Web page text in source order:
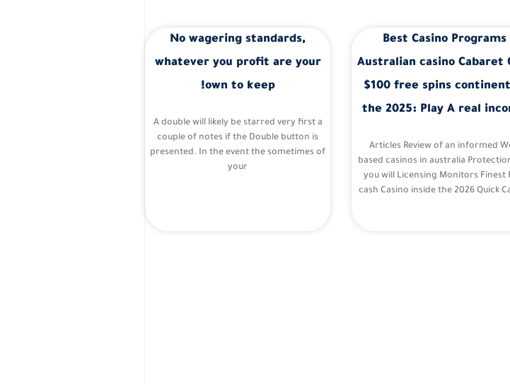
Best Casino Programs
Australian casino Cabaret
$100 free spins
the 2025: Play A real
Articles Review of an informed
based casinos in australia
you will Licensing Monitors Finest
cash Casino inside the 2026 Quick
No wagering standards,
whatever you profit are your
own to keep!
A double will likely be starred very first a
couple of notes if the Double button is
presented. In the event the sometimes of
your